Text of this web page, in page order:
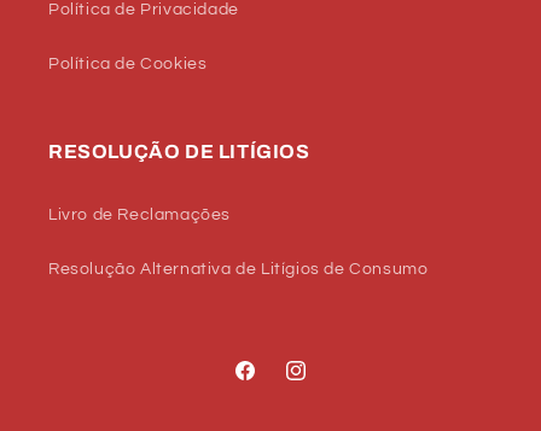
Política de Privacidade
Política de Cookies
RESOLUÇÃO DE LITÍGIOS
Livro de Reclamações
Resolução Alternativa de Litígios de Consumo
FacebookInstagram